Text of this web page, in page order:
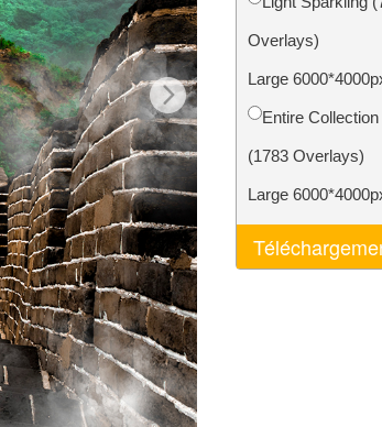
IA Video Editing Services
Overlays)
Large
Entire Collection
(1783 Overlays)
Large